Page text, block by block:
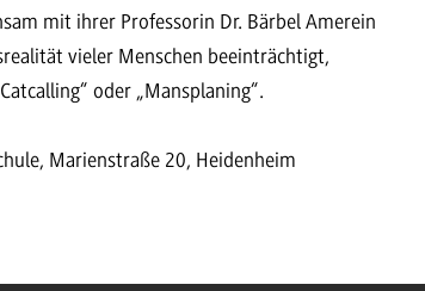
mit ihrer Professorin Dr. Bärbel Amerein
vieler Menschen beeinträchtigt,
oder „Mansplaning“.
Marienstraße 20, Heidenheim